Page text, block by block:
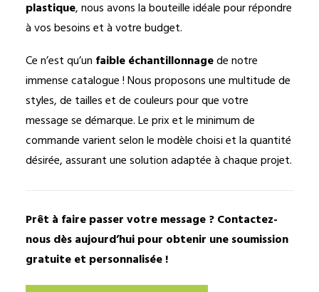
plastique, nous avons la bouteille idéale pour répondre
à vos besoins et à votre budget.
Ce n’est qu’un faible échantillonnagede notre
immense catalogue ! Nous proposons une multitude de
styles, de tailles et de couleurs pour que votre
message se démarque. Le prix et le minimum de
commande varient selon le modèle choisi et la quantité
désirée, assurant une solution adaptée à chaque projet.
Prêt à faire passer votre message ? Contactez-
nous dès aujourd’hui pour obtenir une soumission
gratuite et personnalisée !